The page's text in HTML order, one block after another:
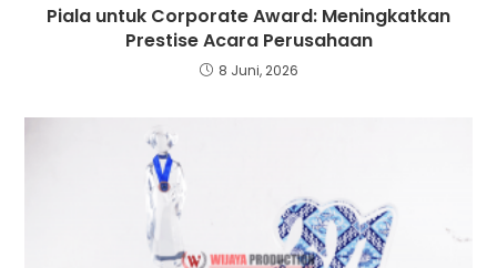
Piala untuk Corporate Award: Meningkatkan
Prestise Acara Perusahaan
8 Juni, 2026